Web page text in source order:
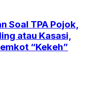
Soal TPA Pojok,
atau Kasasi,
“Kekeh”